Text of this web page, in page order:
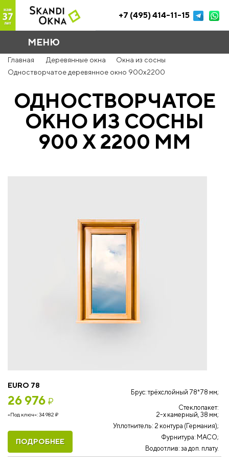
+7 (495) 414-11-15
МЕНЮ
Главная Деревянные окна
Окна из сосны
Одностворчатое деревянное окно 900x2200
ОДНОСТВОРЧАТОЕ
ОКНО ИЗ СОСНЫ
900 Х 2200 ММ
EURO 78
26 976 ₽
«Под ключ»:34 982 ₽
Брус: трёхслойный 78*78 мм;
Стеклопакет:
2-х камерный, 38 мм;
Уплотнитель: 2 контура (Германия);
Фурнитура: MACO;
Водоотлив: за доп. плату.
ПОДРОБНЕЕ